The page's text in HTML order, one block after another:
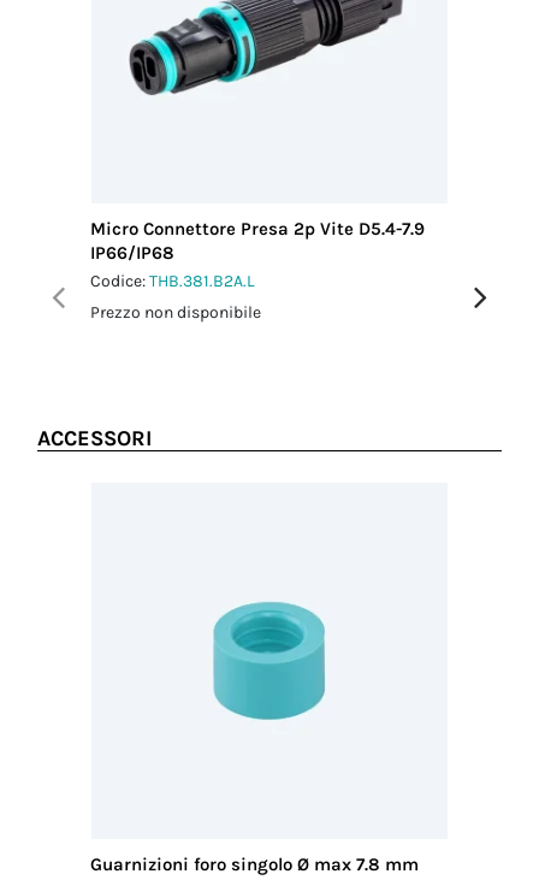
Micro Connettore Presa 2p Vite D5.4-7.9
IP66/IP68
Codice:THB.381.B2A.L
Prezzo non disponibile
Prezzo
ACCESSORI
Guarnizioni foro singolo Ø max 7.8 mm